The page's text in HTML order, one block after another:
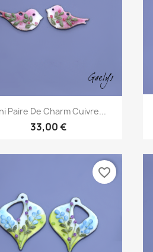
Aperçu rapide
Paire De Charm Cuivre...
33,00 €
favorite_border